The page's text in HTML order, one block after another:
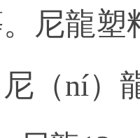
尼龍塑
（ní）